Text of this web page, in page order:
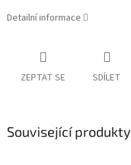
Detailní informace
ZEPTAT SE SDÍLET
Související produkty